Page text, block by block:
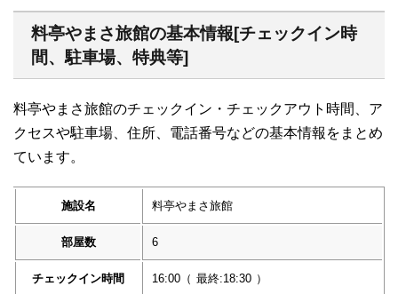
料亭やまさ旅館の基本情報[チェックイン時
間、駐車場、特典等]
料亭やまさ旅館のチェックイン・チェックアウト時間、ア
クセスや駐車場、住所、電話番号などの基本情報をまとめ
ています。
施設名 料亭やまさ旅館
部屋数 6
チェックイン時間 16:00 （ 最終:18:30 ）